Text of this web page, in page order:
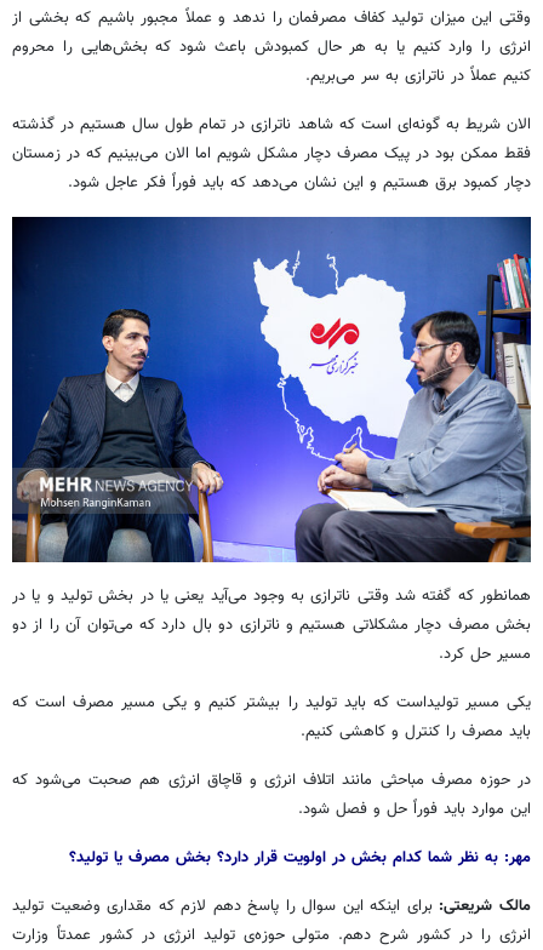
وقتی این میزان تولید کفاف مصرفمان را ندهد و عملاً مجبور باشیم که بخشی از
انرژی را وارد کنیم یا به هر حال کمبودش باعث شود که بخش‌هایی را محروم
کنیم عملاً در ناترازی به سر می‌بریم.
الان شریط به گونه‌ای است که شاهد ناترازی در تمام طول سال هستیم در گذشته
فقط ممکن بود در پیک مصرف دچار مشکل شویم اما الان می‌بینیم که در زمستان
دچار کمبود برق هستیم و این نشان می‌دهد که باید فوراً فکر عاجل شود.
همانطور که گفته شد وقتی ناترازی به وجود می‌آید یعنی یا در بخش تولید و یا در
بخش مصرف دچار مشکلاتی هستیم و ناترازی دو بال دارد که می‌توان آن را از دو
مسیر حل کرد.
یکی مسیر تولیداست که باید تولید را بیشتر کنیم و یکی مسیر مصرف است که
باید مصرف را کنترل و کاهشی کنیم.
در حوزه مصرف مباحثی مانند اتلاف انرژی و قاچاق انرژی هم صحبت می‌شود که
این موارد باید فوراً حل و فصل شود.
مهر: به نظر شما کدام بخش در اولویت قرار دارد؟ بخش مصرف یا تولید؟
مالک شریعتی: برای اینکه این سوال را پاسخ دهم لازم که مقداری وضعیت تولید
انرژی را در کشور شرح دهم. متولی حوزه‌ی تولید انرژی در کشور عمدتاً وزارت